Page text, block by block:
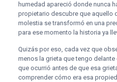
humedad apareció donde nunca
propietario descubre que aquello
molestia se transformó en una
para ese momento la historia ya
Quizás por eso, cada vez que
menos la grieta que tengo
que ocurrió antes de que esa
comprender cómo era esa